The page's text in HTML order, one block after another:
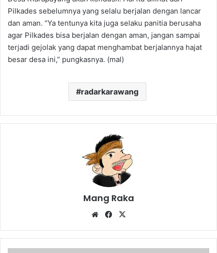
Pilkades sebelumnya yang selalu berjalan dengan lancar
dan aman. “Ya tentunya kita juga selaku panitia berusaha
agar Pilkades bisa berjalan dengan aman, jangan sampai
terjadi gejolak yang dapat menghambat berjalannya hajat
besar desa ini,” pungkasnya. (mal)
radarkarawang
Mang Raka
WebsiteFacebook